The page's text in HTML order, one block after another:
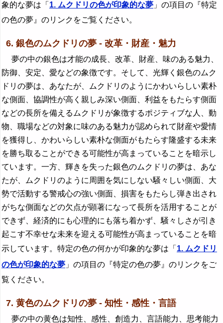
象的な夢は「 1. ムクドリの色が印象的な夢 」の項目の『特定
の色の夢』のリンクをご覧ください。
6. 銀色のムクドリの夢 - 改革・財産・魅力
夢の中の銀色は才能の成長、改革、財産、味のある魅力、
防御、安定、愛などの象徴です。そして、光輝く銀色のムク
ドリの夢は、あなたが、ムクドリのようにかわいらしい素朴
な側面、協調性が高く親しみ深い側面、利益をもたらす側面
などの長所を備えるムクドリが象徴するポジティブな人、動
物、職場などの対象に味のある魅力が認められて財産や愛情
を獲得し、かわいらしい素朴な側面がもたらす隆盛する未来
を勝ち取ることができる可能性が高まっていることを暗示し
ています。一方、輝きを失った銀色のムクドリの夢は、あな
たが、ムクドリのように周囲を気にしない騒々しい側面、大
勢で活動する警戒心の強い側面、損害をもたらし弾き出され
がちな側面などの欠点が顕著になって長所を活用することが
できず、経済的にも心理的にも落ち着かず、騒々しさが引き
起こす不幸せな未来を迎える可能性が高まっていることを暗
示しています。特定の色の何かが印象的な夢は「 1. ムクドリ
の色が印象的な夢 」の項目の『特定の色の夢』のリンクをご
覧ください。
7. 黄色のムクドリの夢 - 知性・感性・言語
夢の中の黄色は知性、感性、創造力、言語能力、思考能力